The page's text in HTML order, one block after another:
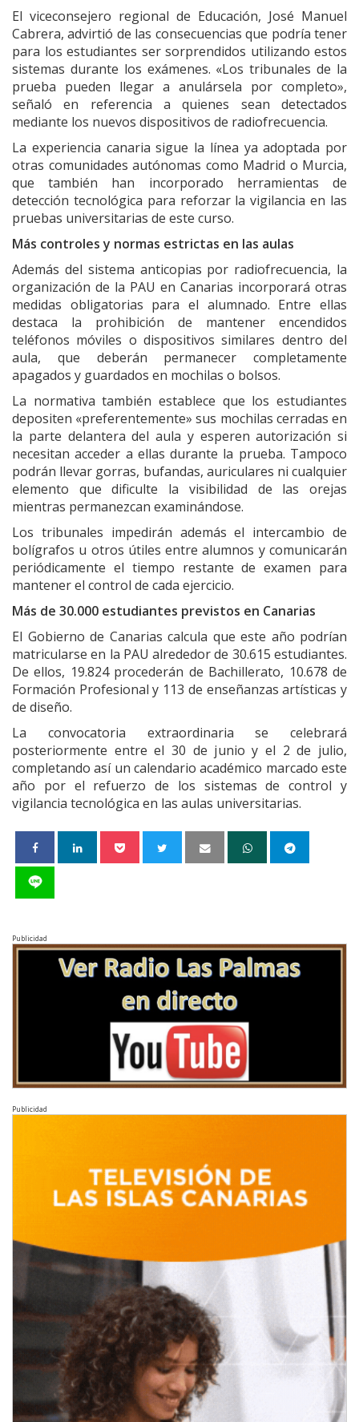
El viceconsejero regional de Educación, José Manuel
Cabrera, advirtió de las consecuencias que podría tener
para los estudiantes ser sorprendidos utilizando estos
sistemas durante los exámenes. «Los tribunales de la
prueba pueden llegar a anulársela por completo»,
señaló en referencia a quienes sean detectados
mediante los nuevos dispositivos de radiofrecuencia.
La experiencia canaria sigue la línea ya adoptada por
otras comunidades autónomas como Madrid o Murcia,
que también han incorporado herramientas de
detección tecnológica para reforzar la vigilancia en las
pruebas universitarias de este curso.
Más controles y normas estrictas en las aulas
Además del sistema anticopias por radiofrecuencia, la
organización de la PAU en Canarias incorporará otras
medidas obligatorias para el alumnado. Entre ellas
destaca la prohibición de mantener encendidos
teléfonos móviles o dispositivos similares dentro del
aula, que deberán permanecer completamente
apagados y guardados en mochilas o bolsos.
La normativa también establece que los estudiantes
depositen «preferentemente» sus mochilas cerradas en
la parte delantera del aula y esperen autorización si
necesitan acceder a ellas durante la prueba. Tampoco
podrán llevar gorras, bufandas, auriculares ni cualquier
elemento que dificulte la visibilidad de las orejas
mientras permanezcan examinándose.
Los tribunales impedirán además el intercambio de
bolígrafos u otros útiles entre alumnos y comunicarán
periódicamente el tiempo restante de examen para
mantener el control de cada ejercicio.
Más de 30.000 estudiantes previstos en Canarias
El Gobierno de Canarias calcula que este año podrían
matricularse en la PAU alrededor de 30.615 estudiantes.
De ellos, 19.824 procederán de Bachillerato, 10.678 de
Formación Profesional y 113 de enseñanzas artísticas y
de diseño.
La convocatoria extraordinaria se celebrará
posteriormente entre el 30 de junio y el 2 de julio,
completando así un calendario académico marcado este
año por el refuerzo de los sistemas de control y
vigilancia tecnológica en las aulas universitarias.
Publicidad
Publicidad